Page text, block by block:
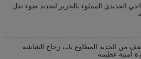
الحديدي المملوء بالحرير لتحديد ضوء نقل
من الحديد المطاوع باب زجاج الشاشة
أمنية عظيمة